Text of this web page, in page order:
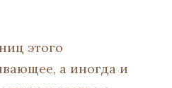
этого
а иногда и